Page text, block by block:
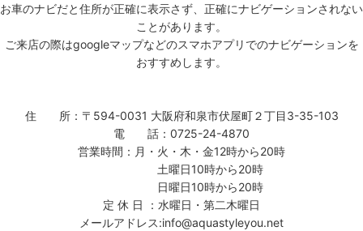
お車のナビだと住所が正確に表示さず、正確にナビゲーションされない
ことがあります。
ご来店の際はgoogleマップなどのスマホアプリでのナビゲーションを
おすすめします。
住 所：〒594-0031 大阪府和泉市伏屋町２丁目3-35-103
電 話：0725-24-4870
営業時間：月・火・木・金12時から20時
土曜日10時から20時
日曜日10時から20時
定 休 日 ：水曜日・第二木曜日
メールアドレス:info@aquastyleyou.net